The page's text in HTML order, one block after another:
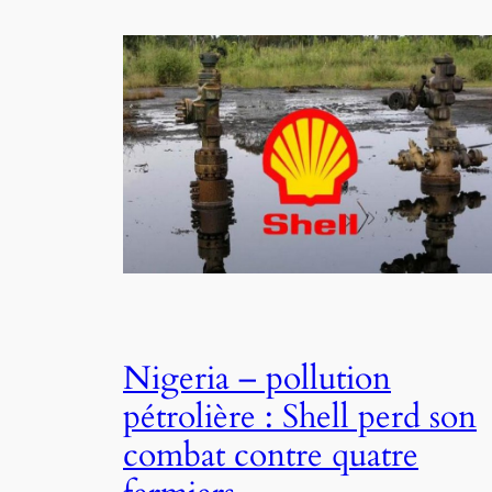
Nigeria – pollution
pétrolière : Shell perd son
combat contre quatre